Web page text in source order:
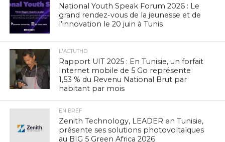
National Youth Speak Forum 2026 : Le
grand rendez-vous de la jeunesse et de
l’innovation le 20 juin à Tunis
L'ACTUTHD
Rapport UIT 2025 : En Tunisie, un forfait
Internet mobile de 5 Go représente
1,53 % du Revenu National Brut par
habitant par mois
EN BREF
Zenith Technology, LEADER en Tunisie,
présente ses solutions photovoltaïques
au BIG 5 Green Africa 2026